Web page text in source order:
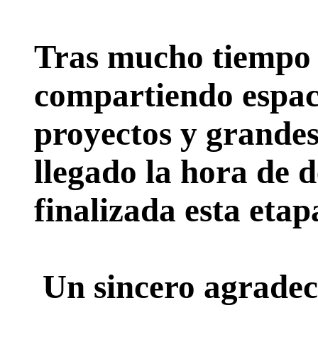
Tras mucho
compartiendo
proyectos y
llegado la hora de
finalizada esta
Un sincero